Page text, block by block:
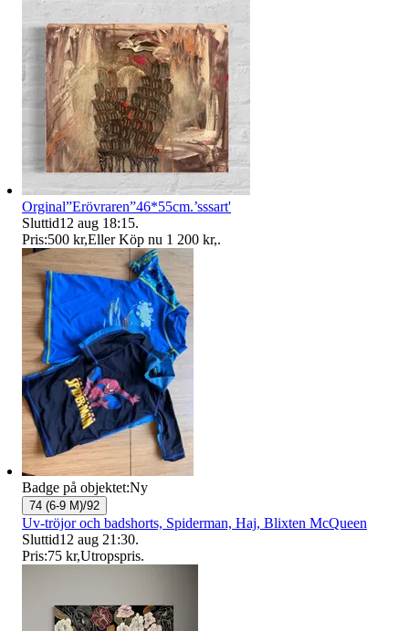
Orginal”Erövraren”46*55cm.’sssart'
Sluttid12 aug 18:15.
Pris:500 kr,Eller Köp nu 1 200 kr,.
Badge på objektet:Ny
74 (6-9 M)/92
Uv-tröjor och badshorts, Spiderman, Haj, Blixten McQueen
Sluttid12 aug 21:30.
Pris:75 kr,Utropspris.